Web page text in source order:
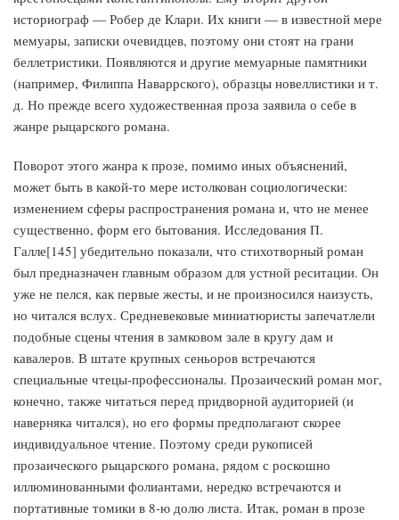
историограф — Робер де Клари. Их книги — в известной мере
мемуары, записки очевидцев, поэтому они стоят на грани
беллетристики. Появляются и другие мемуарные памятники
(например, Филиппа Наваррского), образцы новеллистики и т.
д. Но прежде всего художественная проза заявила о себе в
жанре рыцарского романа.
Поворот этого жанра к прозе, помимо иных объяснений,
может быть в какой-то мере истолкован социологически:
изменением сферы распространения романа и, что не менее
существенно, форм его бытования. Исследования П.
Галле[145] убедительно показали, что стихотворный роман
был предназначен главным образом для устной реситации. Он
уже не пелся, как первые жесты, и не произносился наизусть,
но читался вслух. Средневековые миниатюристы запечатлели
подобные сцены чтения в замковом зале в кругу дам и
кавалеров. В штате крупных сеньоров встречаются
специальные чтецы-профессионалы. Прозаический роман мог,
конечно, также читаться перед придворной аудиторией (и
наверняка читался), но его формы предполагают скорее
индивидуальное чтение. Поэтому среди рукописей
прозаического рыцарского романа, рядом с роскошно
иллюминованными фолиантами, нередко встречаются и
портативные томики в 8-ю долю листа. Итак, роман в прозе